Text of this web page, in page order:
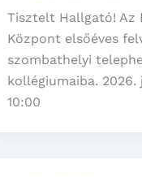
Tisztelt Hallgató! Az
Központ elsőéves
szombathelyi
kollégiumaiba.
10:00